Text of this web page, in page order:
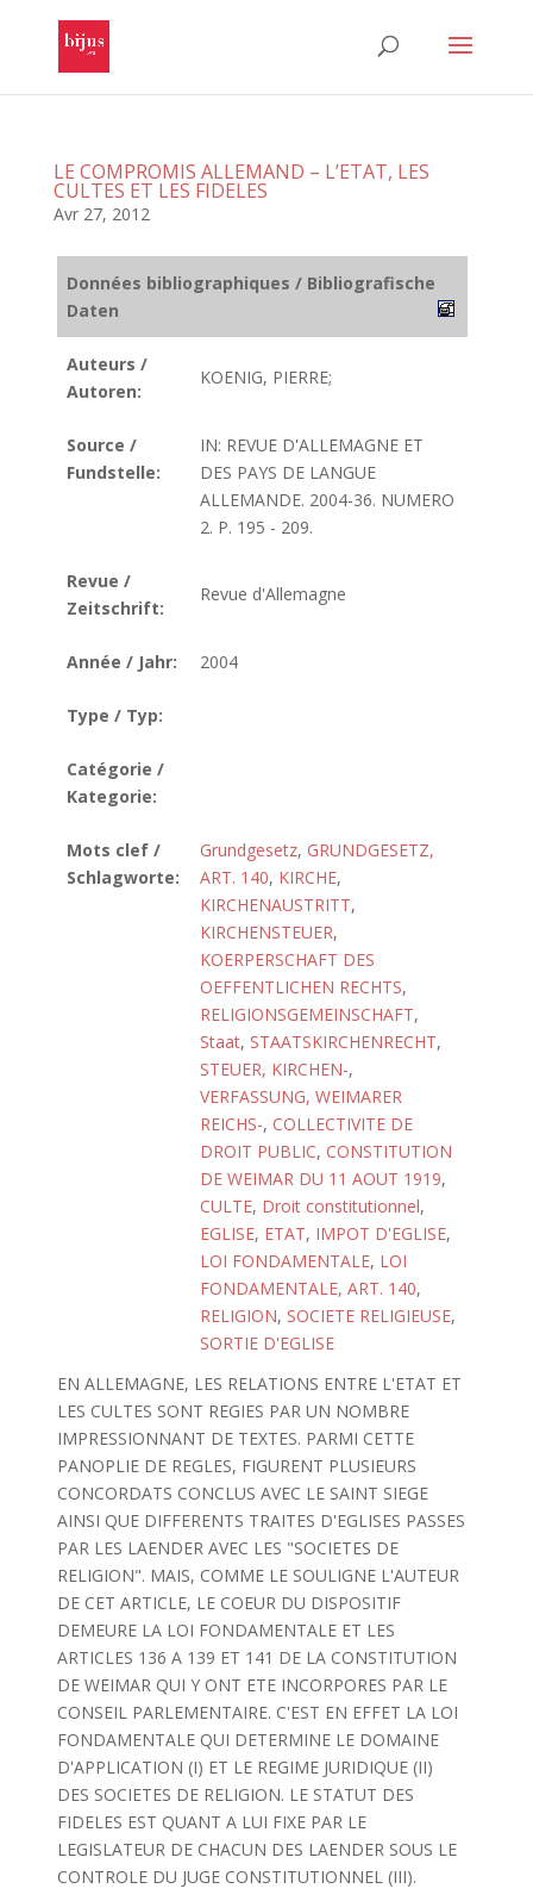
LE COMPROMIS ALLEMAND – L’ETAT, LES
CULTES ET LES FIDELES
Avr 27, 2012
Données bibliographiques / Bibliografische
Daten
Auteurs /
Autoren:
KOENIG, PIERRE;
Source /
Fundstelle:
IN: REVUE D'ALLEMAGNE ET
DES PAYS DE LANGUE
ALLEMANDE. 2004-36. NUMERO
2. P. 195 - 209.
Revue /
Zeitschrift:
Revue d'Allemagne
Année / Jahr: 2004
Type / Typ:
Catégorie /
Kategorie:
Mots clef /
Schlagworte:
Grundgesetz, GRUNDGESETZ,
ART. 140, KIRCHE,
KIRCHENAUSTRITT,
KIRCHENSTEUER,
KOERPERSCHAFT DES
OEFFENTLICHEN RECHTS,
RELIGIONSGEMEINSCHAFT,
Staat, STAATSKIRCHENRECHT,
STEUER, KIRCHEN-,
VERFASSUNG, WEIMARER
REICHS-, COLLECTIVITE DE
DROIT PUBLIC, CONSTITUTION
DE WEIMAR DU 11 AOUT 1919,
CULTE, Droit constitutionnel,
EGLISE, ETAT, IMPOT D'EGLISE,
LOI FONDAMENTALE, LOI
FONDAMENTALE, ART. 140,
RELIGION, SOCIETE RELIGIEUSE,
SORTIE D'EGLISE
EN ALLEMAGNE, LES RELATIONS ENTRE L'ETAT ET
LES CULTES SONT REGIES PAR UN NOMBRE
IMPRESSIONNANT DE TEXTES. PARMI CETTE
PANOPLIE DE REGLES, FIGURENT PLUSIEURS
CONCORDATS CONCLUS AVEC LE SAINT SIEGE
AINSI QUE DIFFERENTS TRAITES D'EGLISES PASSES
PAR LES LAENDER AVEC LES "SOCIETES DE
RELIGION". MAIS, COMME LE SOULIGNE L'AUTEUR
DE CET ARTICLE, LE COEUR DU DISPOSITIF
DEMEURE LA LOI FONDAMENTALE ET LES
ARTICLES 136 A 139 ET 141 DE LA CONSTITUTION
DE WEIMAR QUI Y ONT ETE INCORPORES PAR LE
CONSEIL PARLEMENTAIRE. C'EST EN EFFET LA LOI
FONDAMENTALE QUI DETERMINE LE DOMAINE
D'APPLICATION (I) ET LE REGIME JURIDIQUE (II)
DES SOCIETES DE RELIGION. LE STATUT DES
FIDELES EST QUANT A LUI FIXE PAR LE
LEGISLATEUR DE CHACUN DES LAENDER SOUS LE
CONTROLE DU JUGE CONSTITUTIONNEL (III).